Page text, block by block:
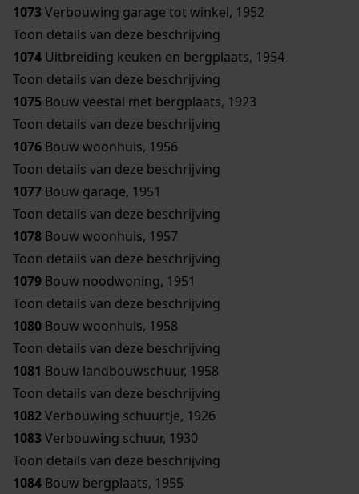
1073Verbouwing garage tot winkel, 1952
Toon details van deze beschrijving
1074 Uitbreiding keuken en bergplaats, 1954
Toon details van deze beschrijving
1075 Bouw veestal met bergplaats, 1923
Toon details van deze beschrijving
1076 Bouw woonhuis, 1956
Toon details van deze beschrijving
1077 Bouw garage, 1951
Toon details van deze beschrijving
1078 Bouw woonhuis, 1957
Toon details van deze beschrijving
1079 Bouw noodwoning, 1951
Toon details van deze beschrijving
1080 Bouw woonhuis, 1958
Toon details van deze beschrijving
1081 Bouw landbouwschuur, 1958
Toon details van deze beschrijving
1082Verbouwing schuurtje, 1926
1083Verbouwing schuur, 1930
Toon details van deze beschrijving
1084 Bouw bergplaats, 1955